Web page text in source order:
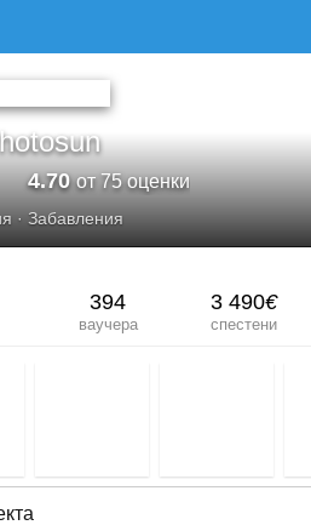
4.70от 75 оценки
· Забавления
394
ваучера
3 490€
спестени